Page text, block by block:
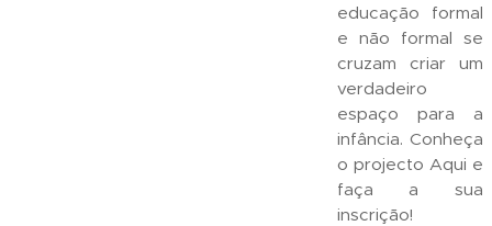
educação formal
e não formal se
cruzam criar um
verdadeiro
espaço para a
infância. Conheça
o projecto Aqui e
faça a sua
inscrição!